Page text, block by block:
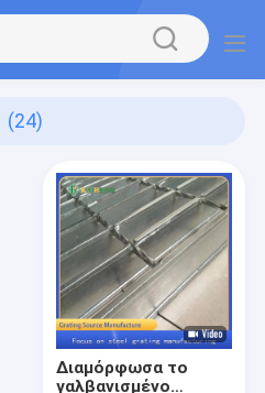
(24)
Διαμόρφωσα το
γαλβανισμένο